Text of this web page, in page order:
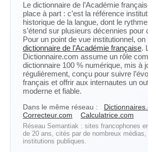
Le dictionnaire de l’Académie
place à part : c’est la référence
historique de la langue, dont le
s’étend sur plusieurs décennies pour
Pour un point de vue institutionnel,
dictionnaire de l’Académie française.
Dictionnaire.com assume un rôle
dictionnaire 100 % numérique, mis à
régulièrement, conçu pour suivre
français et offrir aux internautes un
moderne et fiable.
Dans le même réseau :
Correcteur.com
Calculatrice.com
Réseau Semantiak : sites francophones
de 20 ans, cités par de nombreux
institutions publiques.